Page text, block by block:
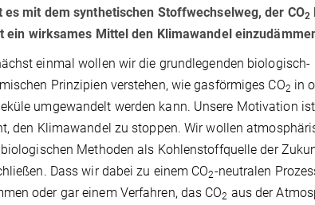
es mit dem synthetischen Stoffwechselweg, der CO2
ein wirksames Mittel den Klimawandel
einmal wollen wir die grundlegenden biologisch-
Prinzipien verstehen, wie gasförmiges CO2 in
umgewandelt werden kann. Unsere Motivation
den Klimawandel zu stoppen. Wir wollen
Methoden als Kohlenstoffquelle der
Dass wir dabei zu einem CO2-neutralen
oder gar einem Verfahren, das CO2 aus der